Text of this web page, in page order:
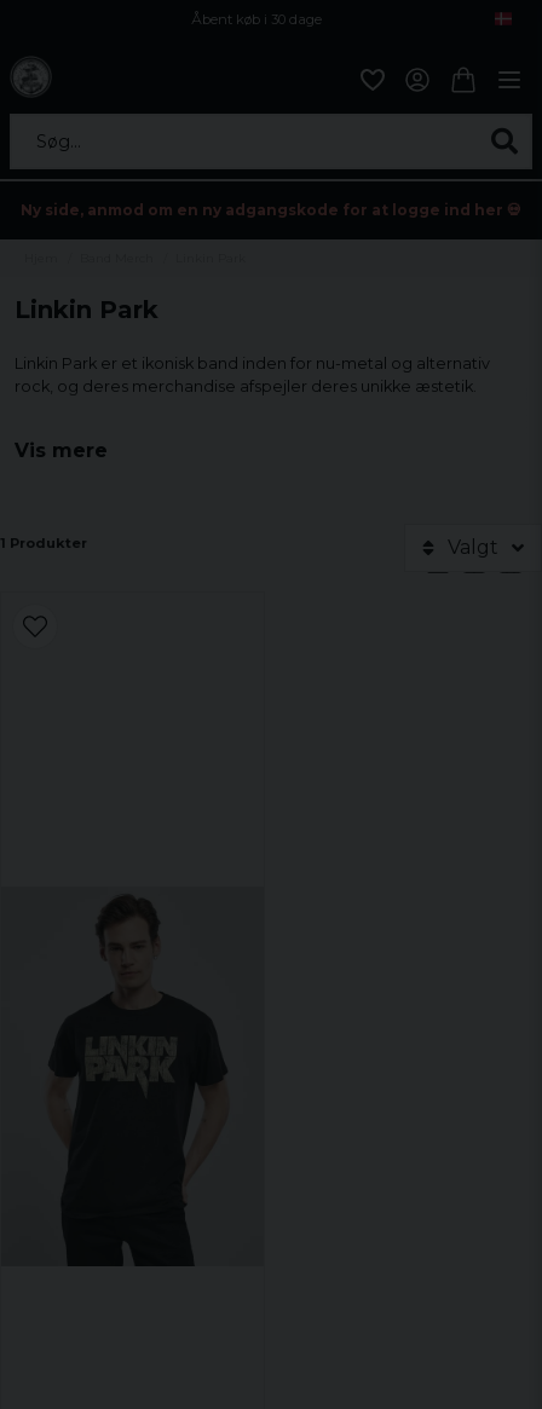
Åbent køb i 30 dage
Søg...
Ny side, anmod om en ny adgangskode for at logge ind her 💀
Linkin Park
Linkin Park er et ikonisk band inden for nu-metal og alternativ
rock, og deres merchandise afspejler deres unikke æstetik.
tilbehør kan fans vise deres støtte og passion. Med klassiske
Vis mere
1 Produkter Valgt